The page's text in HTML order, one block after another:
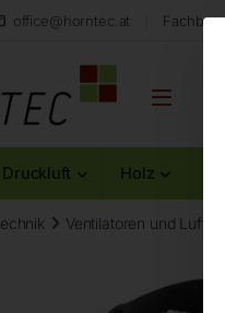
office@horntec.at
Druckluft Holz
Ventilatoren und